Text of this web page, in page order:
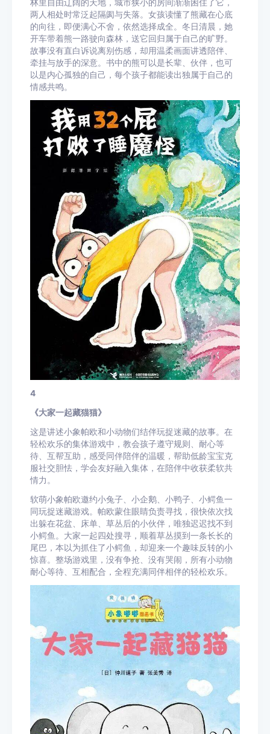
林里自由辽阔的天地，城市狭小的房间渐渐困住了它，
两人相处时常泛起隔阂与失落。女孩读懂了熊藏在心底
的向往，即便满心不舍，依然选择成全。冬日清晨，她
开车带着熊一路驶向森林，送它回归属于自己的旷野。
故事没有直白诉说离别伤感，却用温柔画面讲透陪伴、
牵挂与放手的深意。书中的熊可以是长辈、伙伴，也可
以是内心孤独的自己，每个孩子都能读出独属于自己的
情感共鸣。
4
《大家一起藏猫猫》
这是讲述小象帕欧和小动物们结伴玩捉迷藏的故事。在
轻松欢乐的集体游戏中，教会孩子遵守规则、耐心等
待、互帮互助，感受同伴陪伴的温暖，帮助低龄宝宝克
服社交胆怯，学会友好融入集体，在陪伴中收获柔软共
情力。
软萌小象帕欧邀约小兔子、小企鹅、小鸭子、小鳄鱼一
同玩捉迷藏游戏。帕欧蒙住眼睛负责寻找，很快依次找
出躲在花盆、床单、草丛后的小伙伴，唯独迟迟找不到
小鳄鱼。大家一起四处搜寻，顺着草丛摸到一条长长的
尾巴，本以为抓住了小鳄鱼，却迎来一个趣味反转的小
惊喜。整场游戏里，没有争抢、没有哭闹，所有小动物
耐心等待、互相配合，全程充满同伴相伴的轻松欢乐。